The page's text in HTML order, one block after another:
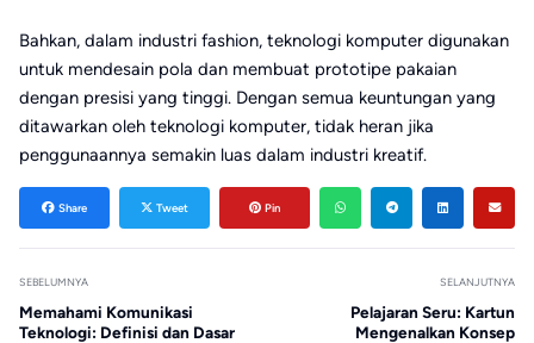
Bahkan, dalam industri fashion, teknologi komputer digunakan
untuk mendesain pola dan membuat prototipe pakaian
dengan presisi yang tinggi. Dengan semua keuntungan yang
ditawarkan oleh teknologi komputer, tidak heran jika
penggunaannya semakin luas dalam industri kreatif.
Share Tweet Pin
SEBELUMNYA
Memahami Komunikasi
Teknologi: Definisi dan Dasar
SELANJUTNYA
Pelajaran Seru: Kartun
Mengenalkan Konsep